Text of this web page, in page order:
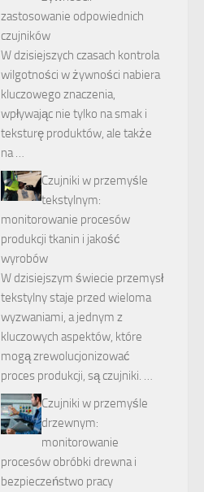
zastosowanie odpowiednich
czujników
W dzisiejszych czasach kontrola
wilgotności w żywności nabiera
kluczowego znaczenia,
wpływając nie tylko na smak i
teksturę produktów, ale także
na …
Czujniki w przemyśle
tekstylnym:
monitorowanie procesów
produkcji tkanin i jakość
wyrobów
W dzisiejszym świecie przemysł
tekstylny staje przed wieloma
wyzwaniami, a jednym z
kluczowych aspektów, które
mogą zrewolucjonizować
proces produkcji, są czujniki. …
Czujniki w przemyśle
drzewnym:
monitorowanie
procesów obróbki drewna i
bezpieczeństwo pracy